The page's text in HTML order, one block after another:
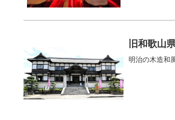
旧和歌山
明治の木造和